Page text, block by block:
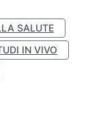
SALUTE
IN VIVO